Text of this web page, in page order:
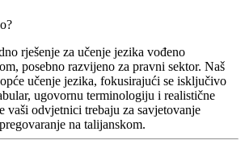
rješenje za učenje jezika vođeno
posebno razvijeno za pravni sektor. Naš
učenje jezika, fokusirajući se isključivo
ugovornu terminologiju i realistične
vaši odvjetnici trebaju za savjetovanje
na talijanskom.